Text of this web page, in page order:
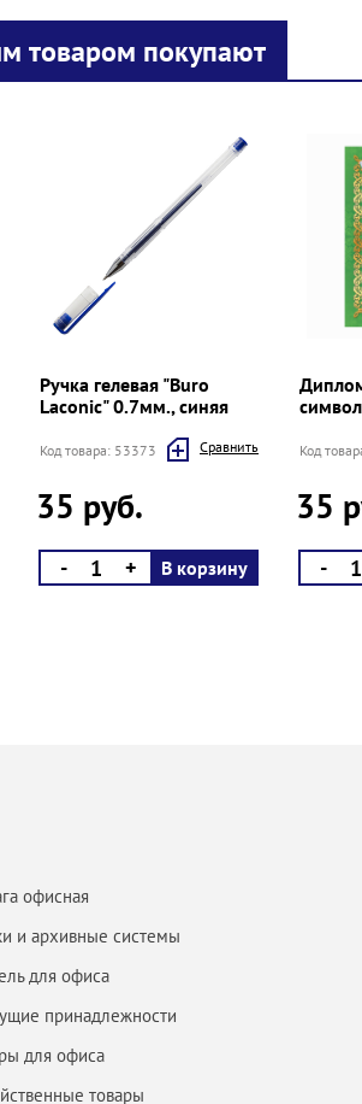
товаром покупают
Ручка гелевая "Buro
Laconic" 0.7мм., синяя
Код товара: 53373 Cравнить
35 руб.
- + В корзину
Код
35
-
офисная
и архивные системы
для офиса
принадлежности
для офиса
товары